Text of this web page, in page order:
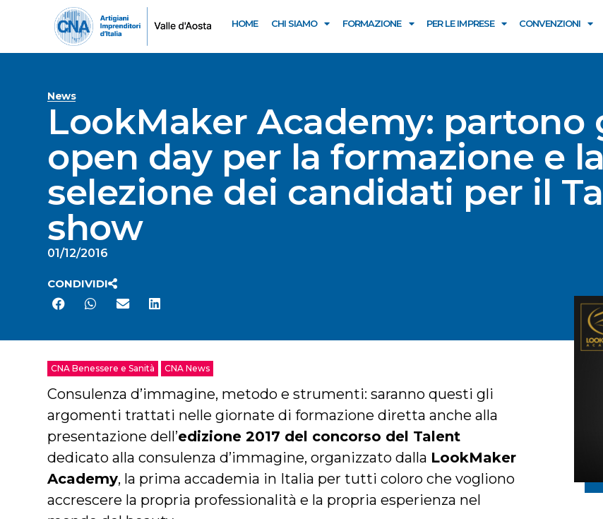
HOME CHI SIAMO FORMAZIONE PER LE IMPRESE CONVENZIONI
News
LookMaker Academy: partono
open day per la formazione e la
selezione dei candidati per il
show
01/12/2016
CONDIVIDI
CNA Benessere e Sanità CNA News
Consulenza d’immagine, metodo e strumenti: saranno questi gli
argomenti trattati nelle giornate di formazione diretta anche alla
presentazione dell’edizione 2017 del concorso del Talent
dedicato alla consulenza d’immagine, organizzato dalla LookMaker
Academy, la prima accademia in Italia per tutti coloro che vogliono
accrescere la propria professionalità e la propria esperienza nel